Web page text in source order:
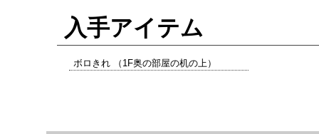
入手アイテム
ボロきれ （1F奥の部屋の机の上）